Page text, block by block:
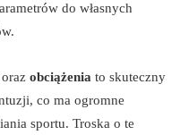
do własnych
oraz obciążenia to skuteczny
co ma ogromne
sportu. Troska o te